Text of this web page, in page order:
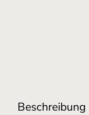
Beschreibung